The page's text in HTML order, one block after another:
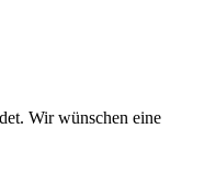
Wir wünschen eine